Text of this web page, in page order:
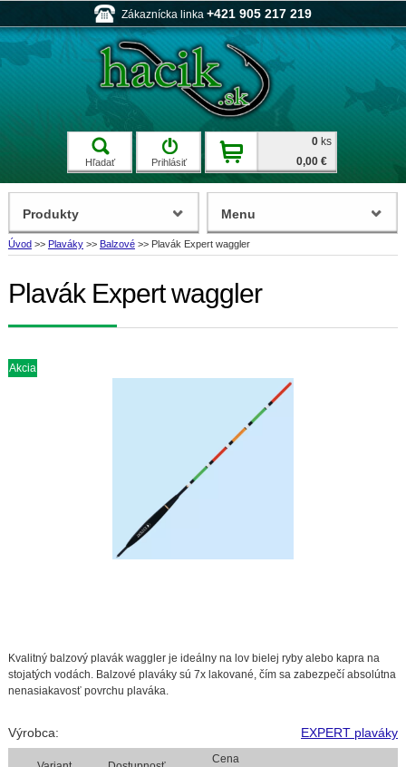
Zákaznícka linka +421 905 217 219
Hľadať Prihlásiť
0 ks
0,00 €
Úvod >> Plaváky >> Balzové >> Plavák Expert waggler
Plavák Expert waggler
Akcia
Kvalitný balzový plavák waggler je ideálny na lov bielej ryby alebo kapra na
stojatých vodách. Balzové plaváky sú 7x lakované, čím sa zabezpečí absolútna
nenasiakavosť povrchu plaváka.
Výrobca: EXPERT plaváky
Cena
Produkty Menu